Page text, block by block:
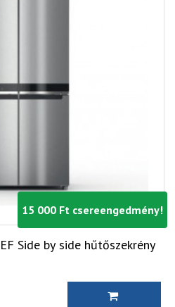
15 000 Ft csereengedmény!
Side by side hűtőszekrény